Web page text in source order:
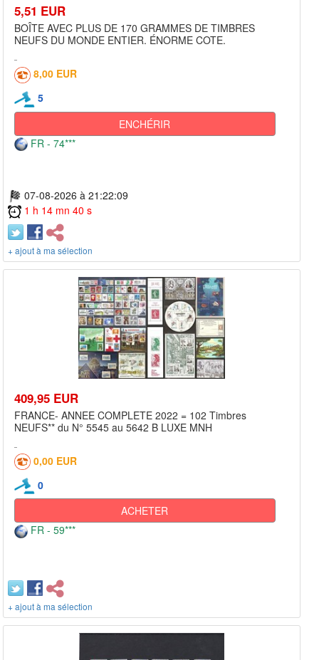
5,51 EUR
BOÎTE AVEC PLUS DE 170 GRAMMES DE TIMBRES
NEUFS DU MONDE ENTIER. ÉNORME COTE.
8,00 EUR
5
ENCHÉRIR
FR - 74***
07-08-2026 à 21:22:09
1 h 14 mn 40 s
+ ajout à ma sélection
409,95 EUR
FRANCE- ANNEE COMPLETE 2022 = 102 Timbres
NEUFS** du N° 5545 au 5642 B LUXE MNH
0,00 EUR
0
ACHETER
FR - 59***
+ ajout à ma sélection